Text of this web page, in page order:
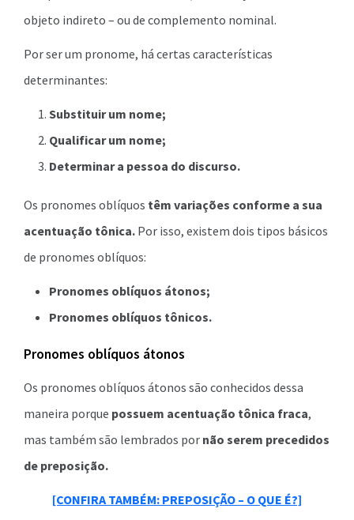
objeto indireto – ou de complemento nominal.
Por ser um pronome, há certas características
determinantes:
Substituir um nome;
Qualificar um nome;
Determinar a pessoa do discurso.
Os pronomes oblíquos têm variações conforme a sua
acentuação tônica. Por isso, existem dois tipos básicos
de pronomes oblíquos:
Pronomes oblíquos átonos;
Pronomes oblíquos tônicos.
Pronomes oblíquos átonos
Os pronomes oblíquos átonos são conhecidos dessa
maneira porque possuem acentuação tônica fraca,
mas também são lembrados por não serem precedidos
de preposição.
[CONFIRA TAMBÉM: PREPOSIÇÃO – O QUE É?]